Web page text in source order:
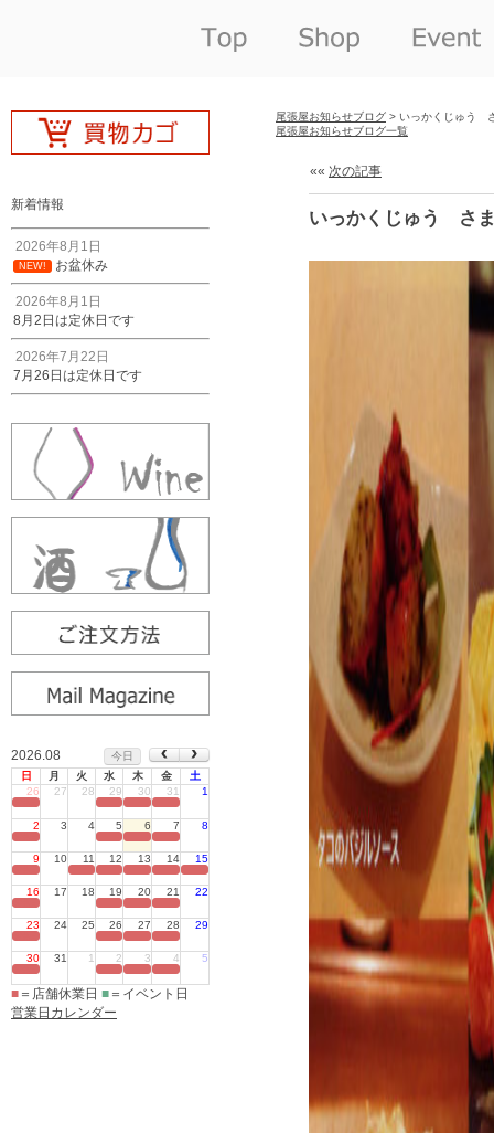
新着情報
2026年8月1日
NEW! お盆休み
2026年8月1日
8月2日は定休日です
2026年7月22日
7月26日は定休日です
2026.08
今日
日
月 火 水 木 金
土
26
27 28 29 30 31 1
2 3 4 5 6 7 8
9 10 11 12 13 14 15
16 17 18 19 20 21 22
23 24 25 26 27 28 29
30 31 1 2 3 4 5
■ ＝店舗休業日 ■ ＝イベント日
営業日カレンダー
尾張屋お知らせブログ > いっかくじゅう
尾張屋お知らせブログ一覧
«« 次の記事
いっかくじゅう さ